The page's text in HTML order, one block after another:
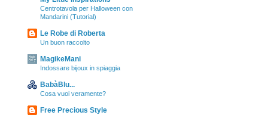
Centrotavola per Halloween con
Mandarini (Tutorial)
Le Robe di Roberta
Un buon raccolto
MagikeMani
Indossare bijoux in spiaggia
BabàBlu...
Cosa vuoi veramente?
Free Precious Style